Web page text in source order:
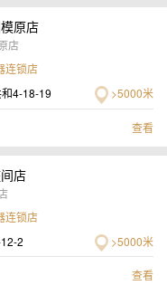
原店
店
连锁店
4-18-19
>5000米
查看
店
连锁店
2
>5000米
查看